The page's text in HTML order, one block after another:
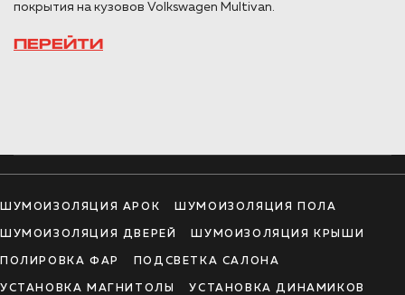
покрытия на кузовов Volkswagen Multivan.
ПЕРЕЙТИ
ШУМОИЗОЛЯЦИЯ АРОК ШУМОИЗОЛЯЦИЯ ПОЛА
ШУМОИЗОЛЯЦИЯ ДВЕРЕЙ ШУМОИЗОЛЯЦИЯ КРЫШИ
ПОЛИРОВКА ФАР ПОДСВЕТКА САЛОНА
УСТАНОВКА МАГНИТОЛЫ УСТАНОВКА ДИНАМИКОВ